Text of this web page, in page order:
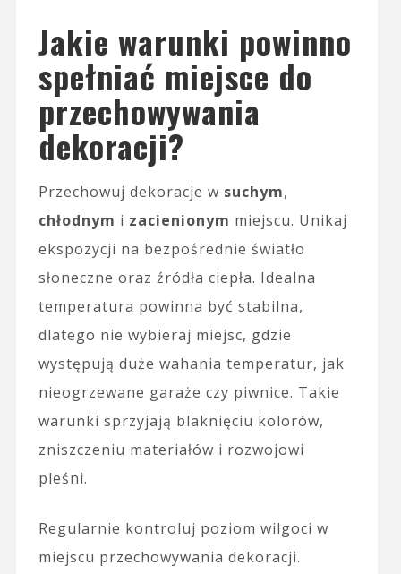
Jakie warunki powinno
spełniać miejsce do
przechowywania
dekoracji?
Przechowuj dekoracje w suchym,
chłodnym i zacienionym miejscu. Unikaj
ekspozycji na bezpośrednie światło
słoneczne oraz źródła ciepła. Idealna
temperatura powinna być stabilna,
dlatego nie wybieraj miejsc, gdzie
występują duże wahania temperatur, jak
nieogrzewane garaże czy piwnice. Takie
warunki sprzyjają blaknięciu kolorów,
zniszczeniu materiałów i rozwojowi
pleśni.
Regularnie kontroluj poziom wilgoci w
miejscu przechowywania dekoracji.